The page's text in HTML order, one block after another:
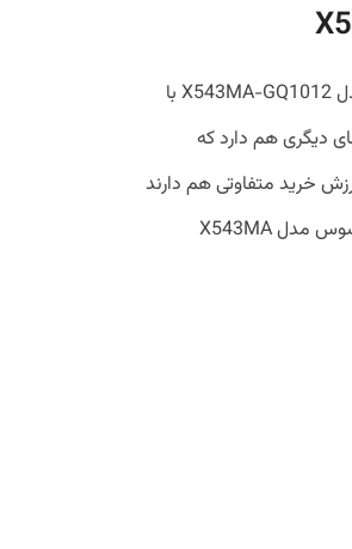
لپ‌تاپی که مورد بررسی قرار گرفته، لپ‌تاپ ۱۵.۶ اینچی ایسوس مدل X543MA-GQ1012 با
دیگری هم دارد که
خرید متفاوتی هم دارند
به همین دلیل ما اطلاعات زیر را صرفا برای لپ‌تاپ ۱۵.۶ اینچی ایسوس مدل X543MA